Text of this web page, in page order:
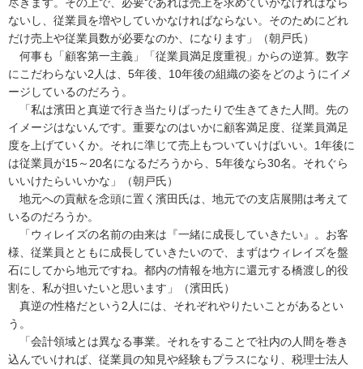
ないし、従業員を増やしていかなければならない。そのためにどれ
だけ売上や従業員数が必要なのか、になります」（朝戸氏）
何事も「顧客第一主義」「従業員満足度重視」からの逆算。数字
にこだわらない2人は、5年後、10年後の組織の姿をどのようにイメ
ージしているのだろう。
「私は濱田と真逆で行き当たりばったりで生きてきた人間。先の
イメージはないんです。重要なのはいかに顧客満足度、従業員満足
度を上げていくか。それに準じて売上もついていけばいい。1年後に
は従業員が15～20名になるだろうから、5年後なら30名。それぐら
いいけたらいいかな」（朝戸氏）
地元への貢献を念頭に置く濱田氏は、地元での支店展開は考えて
いるのだろうか。
「ウィレイズの名前の由来は『一緒に成長していきたい』。お客
様、従業員とともに成長していきたいので、まずはウィレイズを盤
石にしてから地元ですね。都内の情報を地方に還元する橋渡し的役
割を、私が担いたいと思います」（濱田氏）
真逆の性格だという2人には、それぞれやりたいことがあるとい
う。
「会計領域とは異なる事業。それをすることで社内の人間を巻き
込んでいければ、従業員の知見や経験もプラスになり、税理士法人